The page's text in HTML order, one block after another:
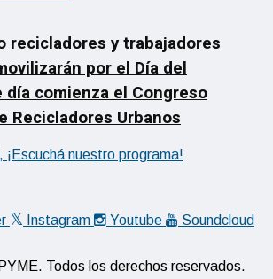
recicladores y trabajadores
por el Día del
día comienza el Congreso
Recicladores Urbanos
Instagram Youtube Soundcloud
Todos los derechos reservados.